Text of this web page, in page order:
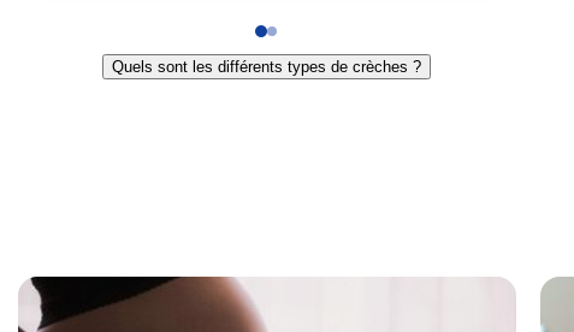
Go
to
slide
Go
to
slide
Quels sont les différents types de crèches ?